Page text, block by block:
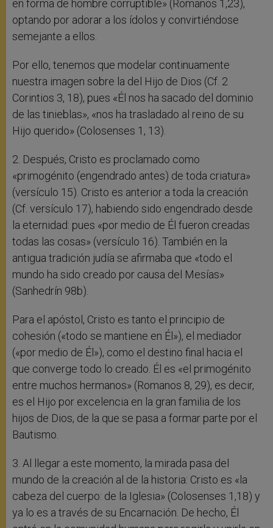
en forma de hombre corruptible» (Romanos 1,23),
optando por adorar a los ídolos y convirtiéndose
semejante a ellos.
Por ello, tenemos que modelar continuamente
nuestra imagen sobre la del Hijo de Dios (Cf. 2
Corintios 3, 18), pues «Él nos ha sacado del dominio
de las tinieblas», «nos ha trasladado al reino de su
Hijo querido» (Colosenses 1, 13).
2. Después, Cristo es proclamado como
«primogénito (engendrado antes) de toda criatura»
(versículo 15). Cristo es anterior a toda la creación
(Cf. versículo 17), habiendo sido engendrado desde
la eternidad: pues «por medio de Él fueron creadas
todas las cosas» (versículo 16). También en la
antigua tradición judía se afirmaba que «todo el
mundo ha sido creado por causa del Mesías»
(Sanhedrín 98b).
Para el apóstol, Cristo es tanto el principio de
cohesión («todo se mantiene en Él»), el mediador
(«por medio de Él»), como el destino final hacia el
que converge todo lo creado. Él es «el primogénito
entre muchos hermanos» (Romanos 8, 29), es decir,
es el Hijo por excelencia en la gran familia de los
hijos de Dios, de la que se pasa a formar parte por el
Bautismo.
3. Al llegar a este momento, la mirada pasa del
mundo de la creación al de la historia: Cristo es «la
cabeza del cuerpo: de la Iglesia» (Colosenses 1,18) y
ya lo es a través de su Encarnación. De hecho, Él